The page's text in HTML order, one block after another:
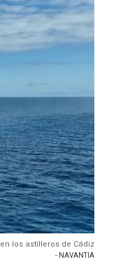
los astilleros de Cádiz
- NAVANTIA